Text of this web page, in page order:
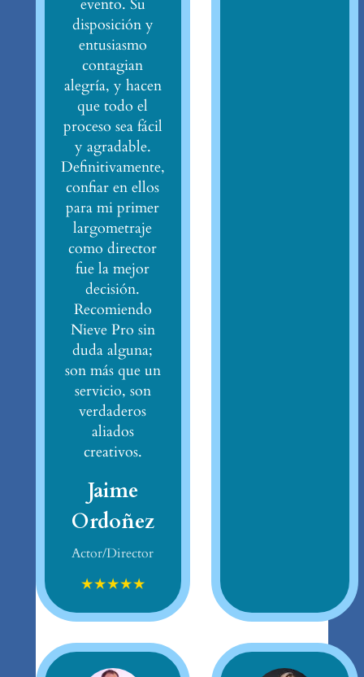
evento. Su
disposición y
entusiasmo
contagian
alegría, y hacen
que todo el
proceso sea fácil
y agradable.
Definitivamente,
confiar en ellos
para mi primer
largometraje
como director
fue la mejor
decisión.
Recomiendo
Nieve Pro sin
duda alguna;
son más que un
servicio, son
verdaderos
aliados
creativos.
Jaime
Ordoñez
Actor/Director
★★★★★